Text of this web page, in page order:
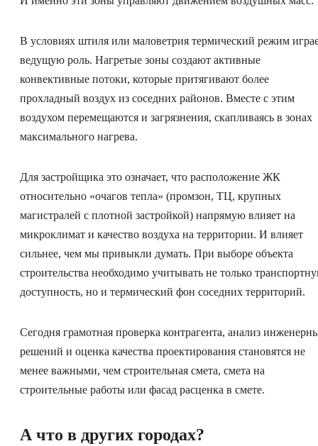
В условиях штиля или маловетрия термический режим
ведущую роль. Нагретые зоны создают активные
конвективные потоки, которые притягивают более
прохладный воздух из соседних районов. Вместе с этим
воздухом перемещаются и загрязнения, скапливаясь в зонах
максимального нагрева.
Для застройщика это означает, что расположение ЖК
относительно «очагов тепла» (промзон, ТЦ, крупных
магистралей с плотной застройкой) напрямую влияет на
микроклимат и качество воздуха на территории. И влияет
сильнее, чем мы привыкли думать. При выборе объекта
строительства необходимо учитывать не только
доступность, но и термический фон соседних территорий.
Сегодня грамотная проверка контрагента, анализ
решений и оценка качества проектирования становятся не
менее важными, чем строительная смета, смета на
строительные работы или фасад расценка в смете.
А что в других городах?